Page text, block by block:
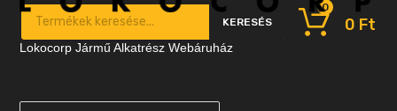
Products search
KERESÉS 0 Ft
0
Lokocorp Jármű Alkatrész Webáruház